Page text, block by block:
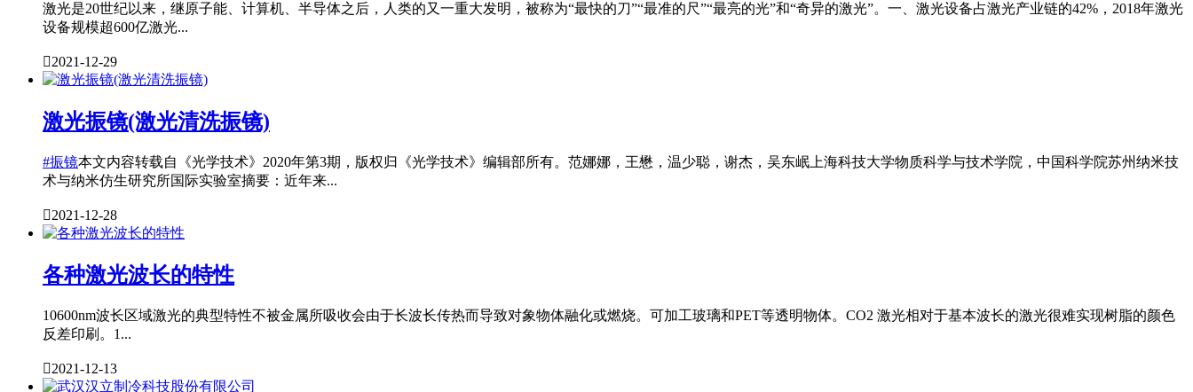
激光是20世纪以来，继原子能、计算机、半导体之后，人类的又一重大发明，被称为“最快的刀”“最准的尺”“最亮的光”和“奇异的激光”。一、激光设备占激光产业链的42%，2018年激光
设备规模超600亿激光...
2021-12-29
激光振镜(激光清洗振镜)
#振镜本文内容转载自《光学技术》2020年第3期，版权归《光学技术》编辑部所有。范娜娜，王懋，温少聪，谢杰，吴东岷上海科技大学物质科学与技术学院，中国科学院苏州纳米技
术与纳米仿生研究所国际实验室摘要：近年来...
2021-12-28
各种激光波长的特性
10600nm波长区域激光的典型特性不被金属所吸收会由于长波长传热而导致对象物体融化或燃烧。可加工玻璃和PET等透明物体。CO2 激光相对于基本波长的激光很难实现树脂的颜色
反差印刷。1...
2021-12-13